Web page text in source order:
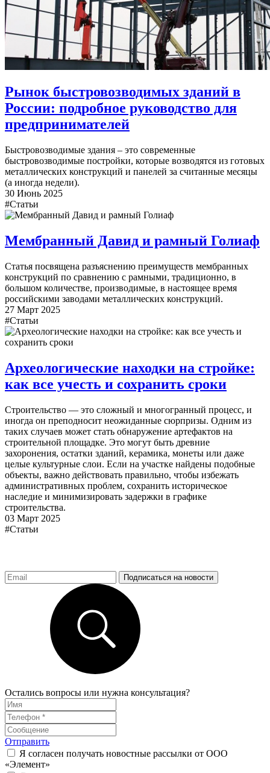
Рынок быстровозводимых зданий в
России: подробное руководство для
предпринимателей
Быстровозводимые здания – это современные
быстровозводимые постройки, которые возводятся из готовых
металлических конструкций и панелей за считанные месяцы
(а иногда недели).
30 Июнь 2025
#Статьи
Мембранный Давид и рамный Голиаф
Статья посвящена разъяснению преимуществ мембранных
конструкций по сравнению с рамными, традиционно, в
большом количестве, производимые, в настоящее время
российскими заводами металлических конструкций.
27 Март 2025
#Статьи
Археологические находки на стройке:
как все учесть и сохранить сроки
Строительство — это сложный и многогранный процесс, и
иногда он преподносит неожиданные сюрпризы. Одним из
таких случаев может стать обнаружение артефактов на
строительной площадке. Это могут быть древние
захоронения, остатки зданий, керамика, монеты или даже
целые культурные слои. Если на участке найдены подобные
объекты, важно действовать правильно, чтобы избежать
административных проблем, сохранить историческое
наследие и минимизировать задержки в графике
строительства.
03 Март 2025
#Статьи
Подписаться на новости
Остались вопросы или нужна консультация?
Отправить
Я согласен получать новостные рассылки от ООО
«Элемент»